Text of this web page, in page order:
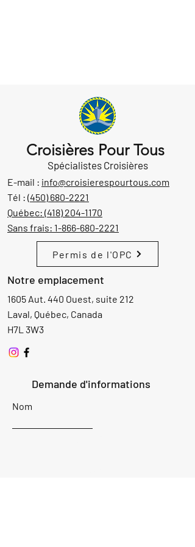
Croisières Pour Tous
Spécialistes Croisières
E-mail : info@croisierespourtous.com
Tél : (450) 680-2221
Québec: (418) 204-1170
Sans frais: 1-866-680-2221
Permis de l'OPC
Notre emplacement
1605 Aut. 440 Ouest, suite 212
Laval, Québec, Canada
H7L 3W3
Demande d'informations
Nom